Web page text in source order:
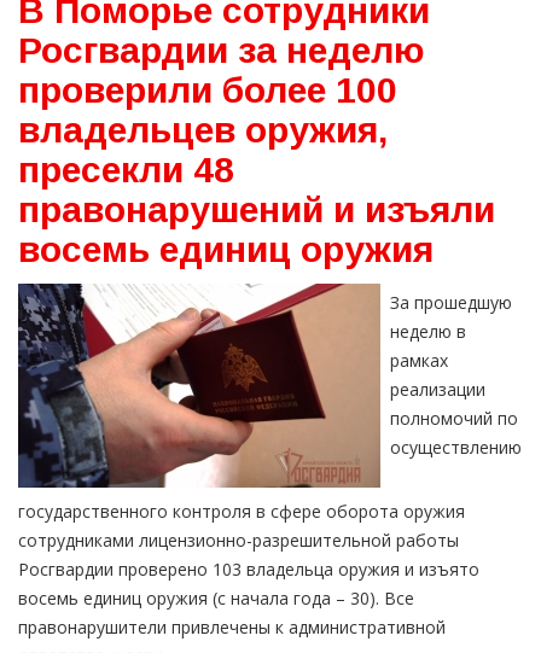
В Поморье сотрудники
Росгвардии за неделю
проверили более 100
владельцев оружия,
пресекли 48
правонарушений и изъяли
восемь единиц оружия
За прошедшую
неделю в
рамках
реализации
полномочий по
осуществлению
государственного контроля в сфере оборота оружия
сотрудниками лицензионно-разрешительной работы
Росгвардии проверено 103 владельца оружия и изъято
восемь единиц оружия (с начала года – 30). Все
правонарушители привлечены к административной